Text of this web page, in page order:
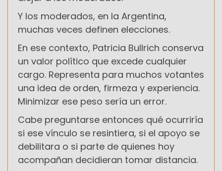
Y los moderados, en la Argentina,
muchas veces definen elecciones.
En ese contexto, Patricia Bullrich conserva
un valor político que excede cualquier
cargo. Representa para muchos votantes
una idea de orden, firmeza y experiencia.
Minimizar ese peso sería un error.
Cabe preguntarse entonces qué ocurriría
si ese vínculo se resintiera, si el apoyo se
debilitara o si parte de quienes hoy
acompañan decidieran tomar distancia.